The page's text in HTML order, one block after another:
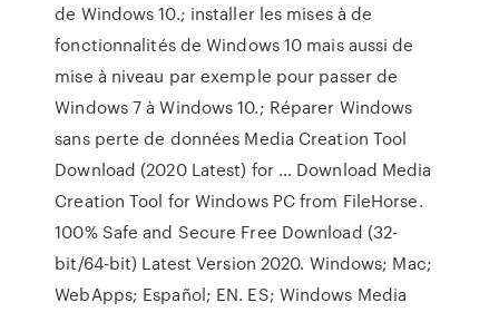
de Windows 10.; installer les mises à de
fonctionnalités de Windows 10 mais aussi de
mise à niveau par exemple pour passer de
Windows 7 à Windows 10.; Réparer Windows
sans perte de données Media Creation Tool
Download (2020 Latest) for … Download Media
Creation Tool for Windows PC from FileHorse.
100% Safe and Secure Free Download (32-
bit/64-bit) Latest Version 2020. Windows; Mac;
WebApps; Español; EN. ES; Windows Media